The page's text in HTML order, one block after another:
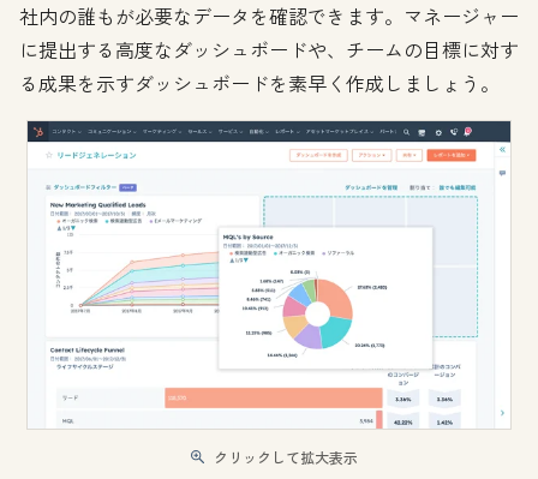
社内の誰もが必要なデータを確認できます。マネージャー
に提出する高度なダッシュボードや、チームの目標に対す
る成果を示すダッシュボードを素早く作成しましょう。
クリックして拡大表示